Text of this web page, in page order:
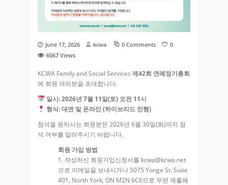
June 17, 2026 kcwa 0 Comments
0
6067 Views
KCWA Family and Social Services 제42회 연례정기총회
에 회원 여러분을 초대합니다.
일시: 2026년 7월 11일(토) 오전 11시
형식: 대면 및 온라인 (하이브리드 진행)
참석을 원하시는 회원분은 2026년 6월 30일(화)까지 참
석 여부를 알려주시기 바랍니다.
회원 가입 방법
1. 작성하신 회원가입신청서를 kcwa@kcwa.net
으로 이메일을 보내시거나 5075 Yonge St. Suite
401, North York, ON M2N 6C6으로 우편 제출해